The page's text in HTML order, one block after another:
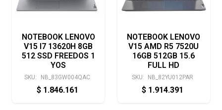
NOTEBOOK LENOVO
V15 I7 13620H 8GB
512 SSD FREEDOS 1
YOS
SKU: NB_83GW004QAC
$ 1.846.161
NOTEBOOK LENOVO
V15 AMD R5 7520U
16GB 512GB 15.6
FULL HD
SKU: NB_82YU012PAR
$ 1.914.391